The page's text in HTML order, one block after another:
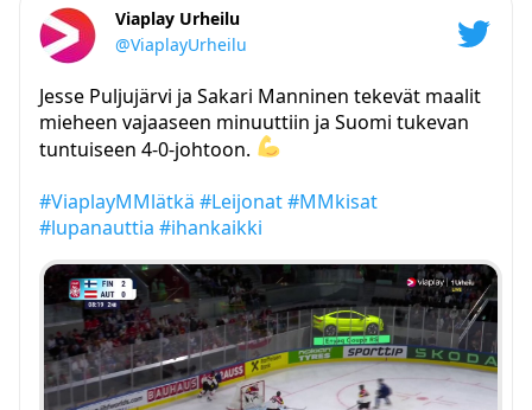
Viaplay Urheilu
@ViaplayUrheilu
Jesse Puljujärvi ja Sakari Manninen tekevät maalit
mieheen vajaaseen minuuttiin ja Suomi tukevan
tuntuiseen 4-0-johtoon.
#ViaplayMMlätkä #Leijonat#MMkisat
#lupanauttia #ihankaikki